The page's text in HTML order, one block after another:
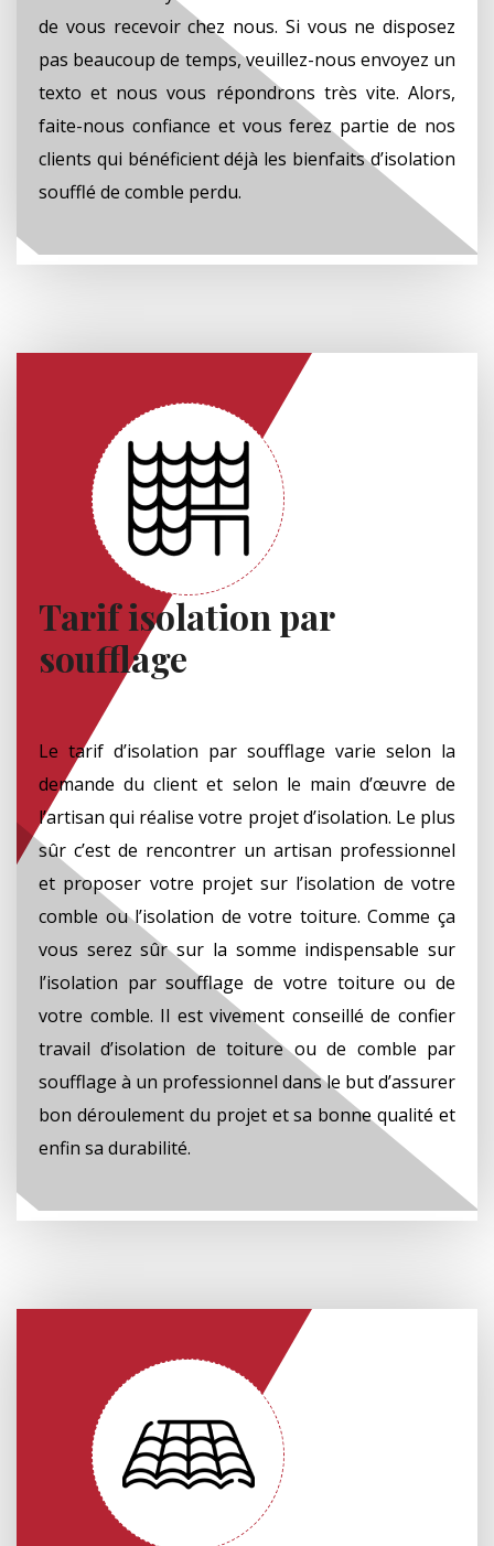
de vous recevoir chez nous. Si vous ne disposez
pas beaucoup de temps, veuillez-nous envoyez un
texto et nous vous répondrons très vite. Alors,
faite-nous confiance et vous ferez partie de nos
clients qui bénéficient déjà les bienfaits d’isolation
soufflé de comble perdu.
Tarif isolation par
soufflage
Le tarif d’isolation par soufflage varie selon la
demande du client et selon le main d’œuvre de
l’artisan qui réalise votre projet d’isolation. Le plus
sûr c’est de rencontrer un artisan professionnel
et proposer votre projet sur l’isolation de votre
comble ou l’isolation de votre toiture. Comme ça
vous serez sûr sur la somme indispensable sur
l’isolation par soufflage de votre toiture ou de
votre comble. Il est vivement conseillé de confier
travail d’isolation de toiture ou de comble par
soufflage à un professionnel dans le but d’assurer
bon déroulement du projet et sa bonne qualité et
enfin sa durabilité.